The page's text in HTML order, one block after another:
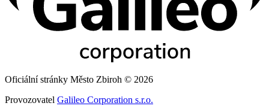
Oficiální stránky Město Zbiroh © 2026
Provozovatel Galileo Corporation s.r.o.